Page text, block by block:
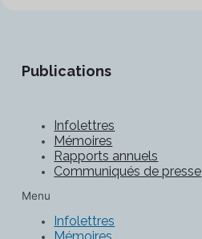
Publications
Infolettres
Mémoires
Rapports annuels
Communiqués de presse
Menu
Infolettres